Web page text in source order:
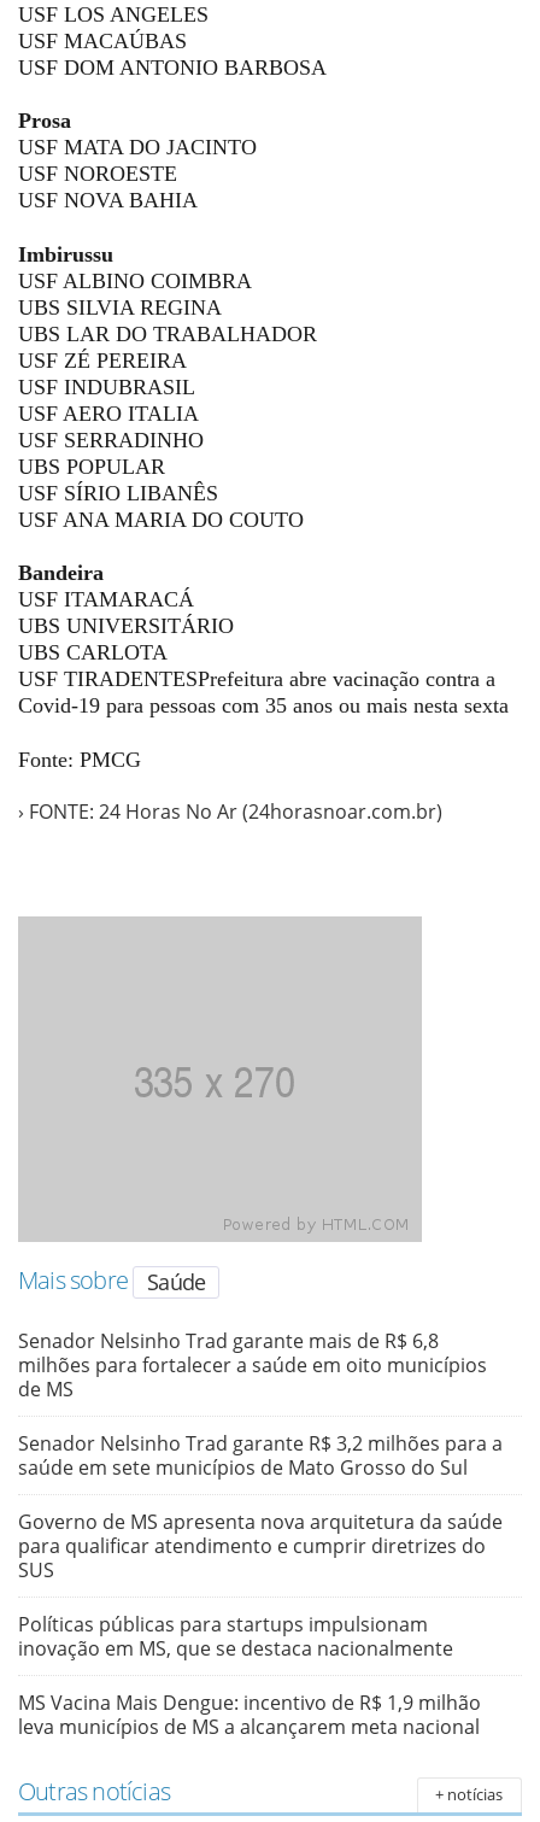
USF LOS ANGELES
USF MACAÚBAS
USF DOM ANTONIO BARBOSA
Prosa
USF MATA DO JACINTO
USF NOROESTE
USF NOVA BAHIA
Imbirussu
USF ALBINO COIMBRA
UBS SILVIA REGINA
UBS LAR DO TRABALHADOR
USF ZÉ PEREIRA
USF INDUBRASIL
USF AERO ITALIA
USF SERRADINHO
UBS POPULAR
USF SÍRIO LIBANÊS
USF ANA MARIA DO COUTO
Bandeira
USF ITAMARACÁ
UBS UNIVERSITÁRIO
UBS CARLOTA
USF TIRADENTESPrefeitura abre vacinação contra a
Covid-19 para pessoas com 35 anos ou mais nesta sexta
Fonte: PMCG
› FONTE: 24 Horas No Ar (24horasnoar.com.br)
Mais sobre Saúde
Senador Nelsinho Trad garante mais de R$ 6,8
milhões para fortalecer a saúde em oito municípios
de MS
Senador Nelsinho Trad garante R$ 3,2 milhões para a
saúde em sete municípios de Mato Grosso do Sul
Governo de MS apresenta nova arquitetura da saúde
para qualificar atendimento e cumprir diretrizes do
SUS
Políticas públicas para startups impulsionam
inovação em MS, que se destaca nacionalmente
MS Vacina Mais Dengue: incentivo de R$ 1,9 milhão
leva municípios de MS a alcançarem meta nacional
Outras notícias + notícias